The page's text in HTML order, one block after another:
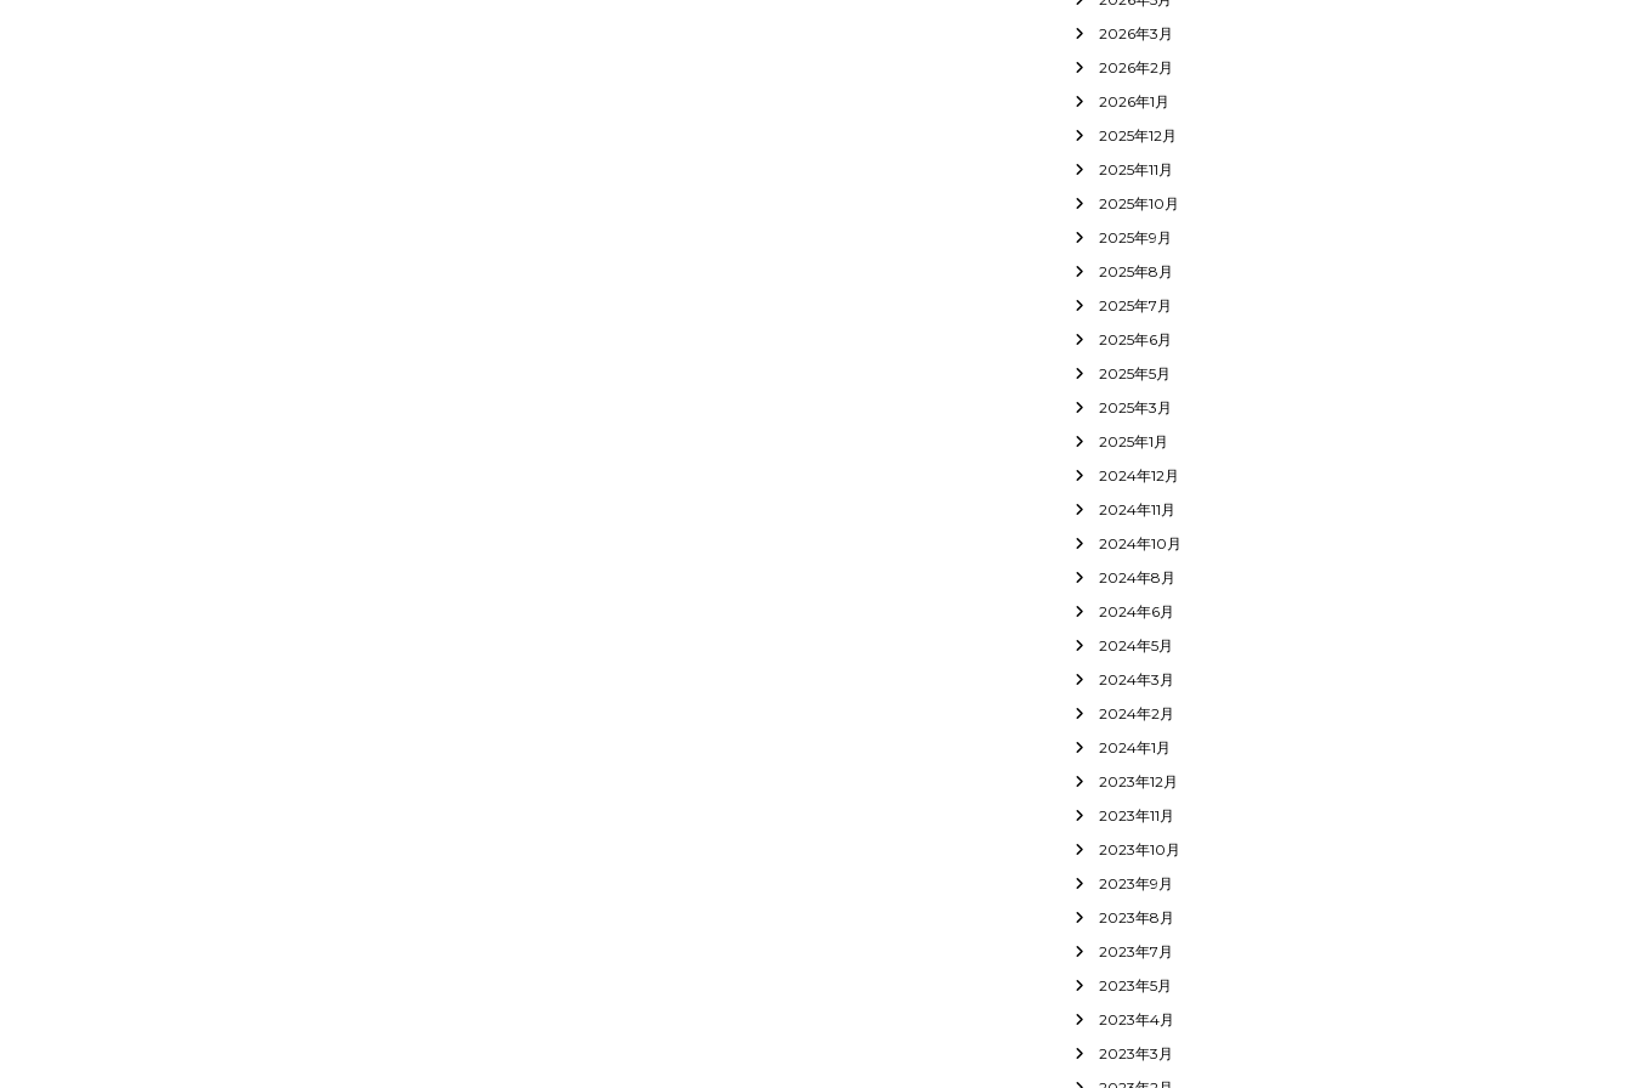
2026年3月
2026年2月
2026年1月
2025年12月
2025年11月
2025年10月
2025年9月
2025年8月
2025年7月
2025年6月
2025年5月
2025年3月
2025年1月
2024年12月
2024年11月
2024年10月
2024年8月
2024年6月
2024年5月
2024年3月
2024年2月
2024年1月
2023年12月
2023年11月
2023年10月
2023年9月
2023年8月
2023年7月
2023年5月
2023年4月
2023年3月